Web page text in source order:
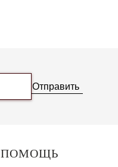
Отправить
ПОМОЩЬ